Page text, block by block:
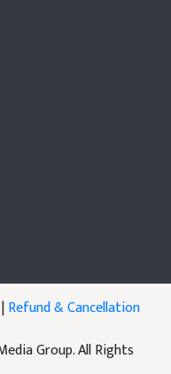
Refund & Cancellation
Group. All Rights